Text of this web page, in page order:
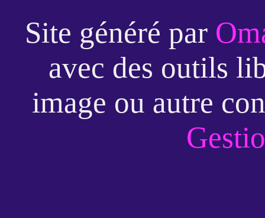
Site généré par
avec des outils
image ou autre